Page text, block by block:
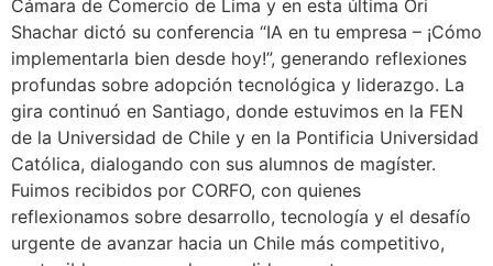
Cámara de Comercio de Lima y en esta última Ori
Shachar dictó su conferencia “IA en tu empresa – ¡Cómo
implementarla bien desde hoy!”, generando reflexiones
profundas sobre adopción tecnológica y liderazgo. La
gira continuó en Santiago, donde estuvimos en la FEN
de la Universidad de Chile y en la Pontificia Universidad
Católica, dialogando con sus alumnos de magíster.
Fuimos recibidos por CORFO, con quienes
reflexionamos sobre desarrollo, tecnología y el desafío
urgente de avanzar hacia un Chile más competitivo,